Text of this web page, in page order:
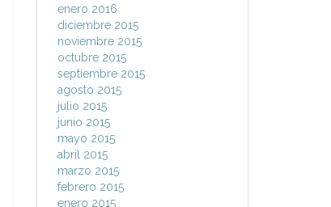
enero 2016
diciembre 2015
noviembre 2015
octubre 2015
septiembre 2015
agosto 2015
julio 2015
junio 2015
mayo 2015
abril 2015
marzo 2015
febrero 2015
enero 2015